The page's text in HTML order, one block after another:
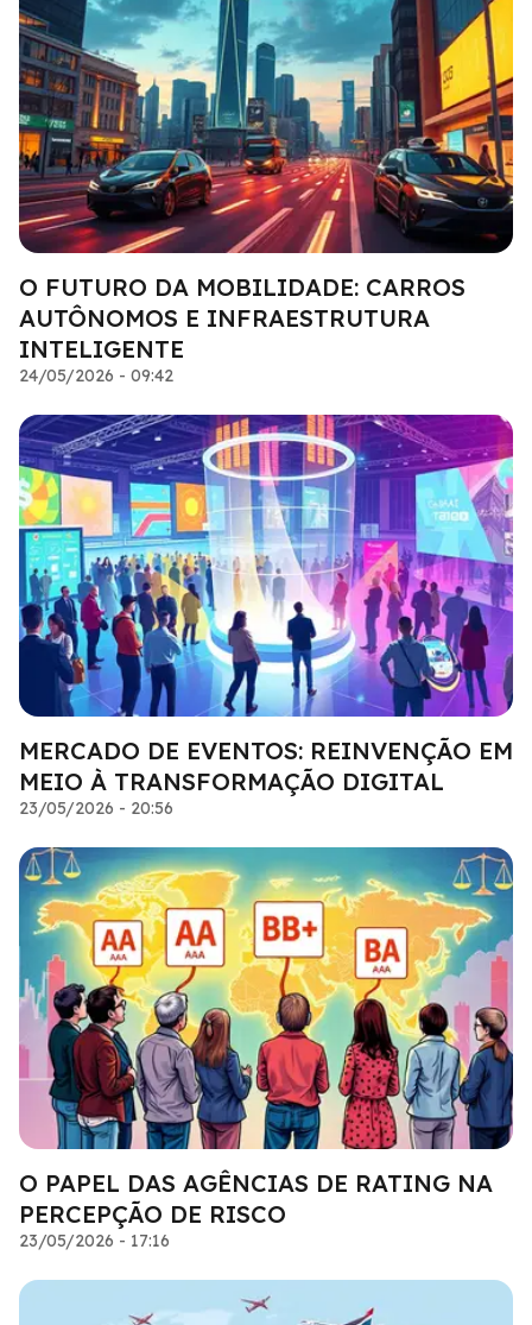
O FUTURO DA MOBILIDADE: CARROS
AUTÔNOMOS E INFRAESTRUTURA
INTELIGENTE
24/05/2026 - 09:42
MERCADO DE EVENTOS: REINVENÇÃO EM
MEIO À TRANSFORMAÇÃO DIGITAL
23/05/2026 - 20:56
O PAPEL DAS AGÊNCIAS DE RATING NA
PERCEPÇÃO DE RISCO
23/05/2026 - 17:16